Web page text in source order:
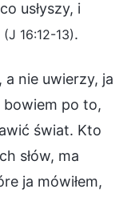
usłyszy, i
(J 16:12-13).
a nie uwierzy, ja
bowiem po to,
świat. Kto
słów, ma
ja mówiłem,